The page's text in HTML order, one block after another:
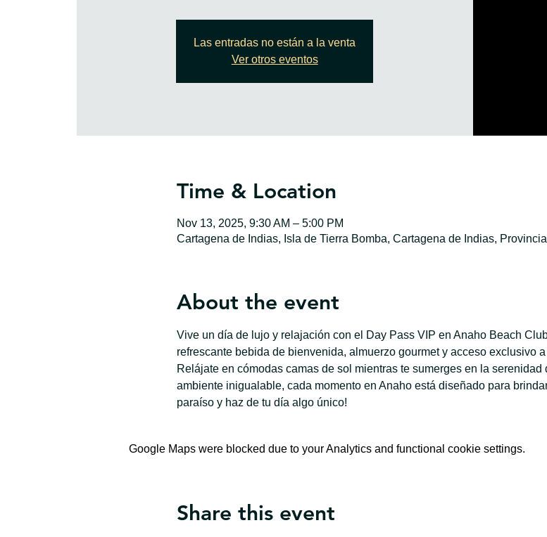
Las entradas no están a la venta
Ver otros eventos
Time & Location
Nov 13, 2025, 9:30 AM – 5:00 PM
Cartagena de Indias, Isla de Tierra Bomba, Cartagena de Indias,
About the event
Vive un día de lujo y relajación con el Day Pass VIP en Anaho Beach
refrescante bebida de bienvenida, almuerzo gourmet y acceso exclusivo
Relájate en cómodas camas de sol mientras te sumerges en la
ambiente inigualable, cada momento en Anaho está diseñado para
paraíso y haz de tu día algo único!
Google Maps were blocked due to your Analytics and functional cookie settings.
Share this event